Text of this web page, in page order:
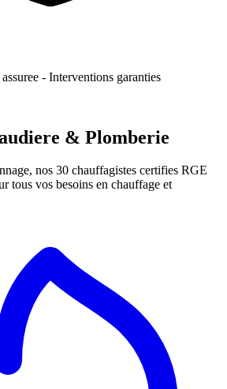
- Interventions garanties
& Plomberie
nos 30 chauffagistes certifies RGE
tous vos besoins en chauffage et